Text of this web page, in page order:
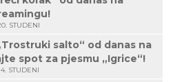
STUDENI
salto“ od danas na
spot za pjesmu „Igrice“!
STUDENI